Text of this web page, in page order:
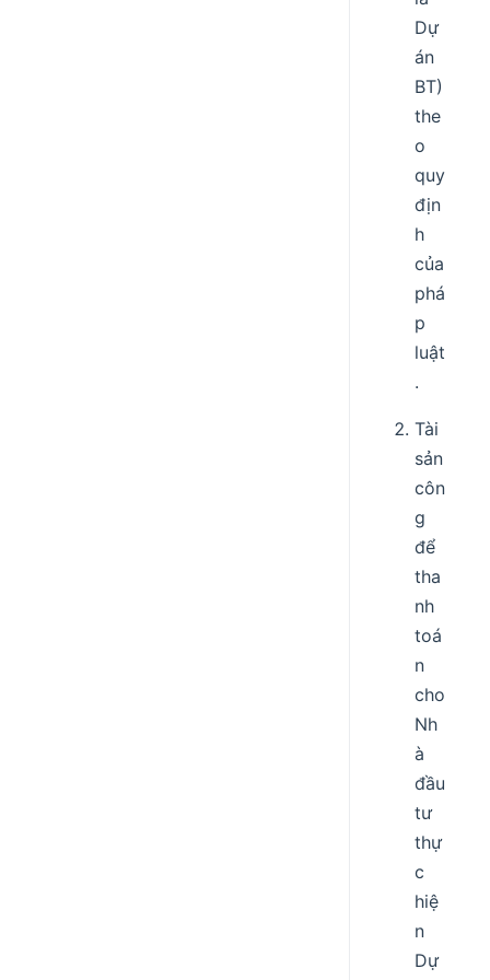
Dự
án
BT)
the
o
quy
địn
h
của
phá
p
luật
.
Tài
sản
côn
g
để
tha
nh
toá
n
cho
Nh
à
đầu
tư
thự
c
hiệ
n
Dự